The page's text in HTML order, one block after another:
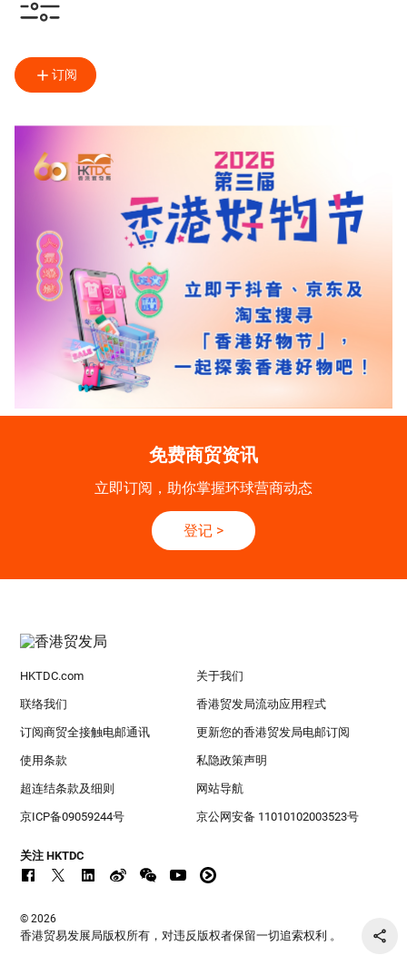
订阅
免费商贸资讯
立即订阅，助你掌握环球营商动态
登记 >
HKTDC.com 关于我们
联络我们 香港贸发局流动应用程式
订阅商贸全接触电邮通讯 更新您的香港贸发局电邮订阅
使用条款 私隐政策声明
超连结条款及细则 网站导航
京ICP备09059244号 京公网安备 11010102003523号
关注 HKTDC
© 2026
香港贸易发展局版权所有，对违反版权者保留一切追索权利 。